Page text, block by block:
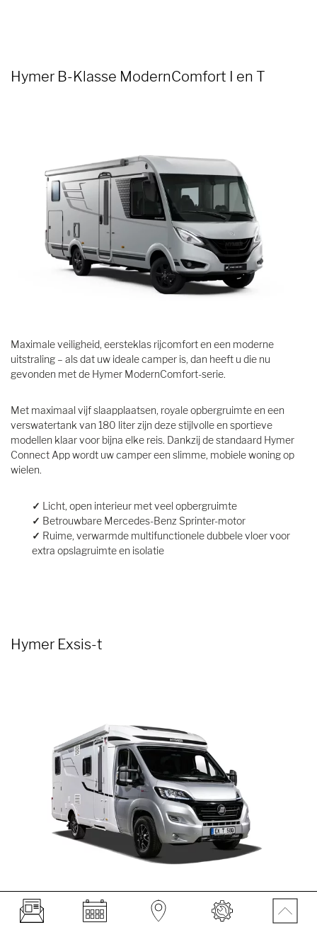
Hymer B-Klasse ModernComfort I en T
Maximale veiligheid, eersteklas rijcomfort en een moderne
uitstraling – als dat uw ideale camper is, dan heeft u die nu
gevonden met de Hymer ModernComfort-serie.
Met maximaal vijf slaapplaatsen, royale opbergruimte en een
verswatertank van 180 liter zijn deze stijlvolle en sportieve
modellen klaar voor bijna elke reis. Dankzij de standaard Hymer
Connect App wordt uw camper een slimme, mobiele woning op
wielen.
✓ Licht, open interieur met veel opbergruimte
✓ Betrouwbare Mercedes-Benz Sprinter-motor
✓ Ruime, verwarmde multifunctionele dubbele vloer voor
extra opslagruimte en isolatie
Hymer Exsis-t
De Hymer Exsis-serie is waar onze expertise op het gebied van
lichtgewicht constructies echt tot zijn recht komt – voor meer